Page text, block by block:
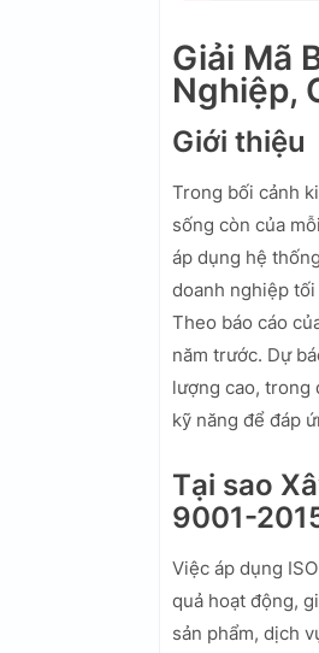
Giải Mã
Nghiệp,
Giới thiệu
Trong bối cảnh
sống còn của
áp dụng hệ
doanh nghiệp
Theo báo cáo
năm trước. Dự
lượng cao, trong
kỹ năng để đáp
Tại sao
9001-
Việc áp dụng
quả hoạt động,
sản phẩm, dịch